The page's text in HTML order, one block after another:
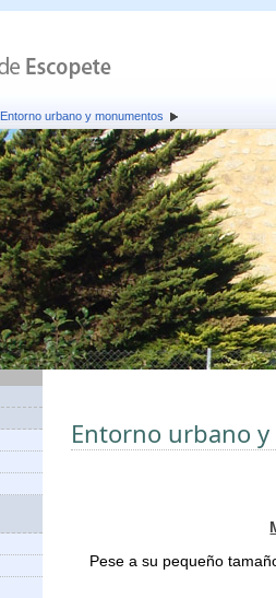
Entorno urbano y monumentos
Entorno urbano
Pese a su pequeño